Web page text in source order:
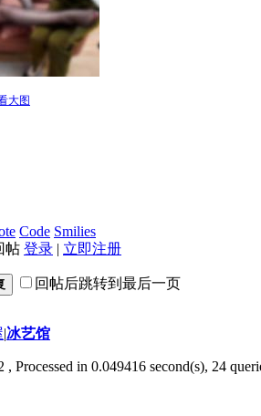
大图
Code Smilies
帖 登录 | 立即注册
回帖后跳转到最后一页
|冰艺馆
, Processed in 0.049416 second(s), 24